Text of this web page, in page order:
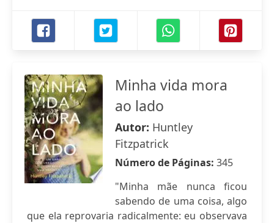
Minha vida mora
ao lado
Autor: Huntley
Fitzpatrick
Número de Páginas: 345
"Minha mãe nunca ficou
sabendo de uma coisa, algo
que ela reprovaria radicalmente: eu observava